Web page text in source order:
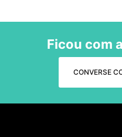
Ficou com
CONVERSE